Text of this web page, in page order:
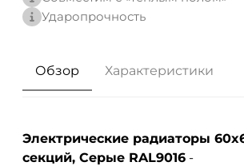
Ударопрочность
Обзор Характеристики
Электрические радиаторы
секций, Серые RAL9016 -